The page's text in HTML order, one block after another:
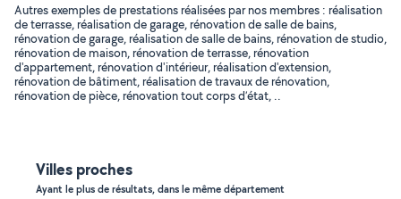
Autres exemples de prestations réalisées par nos membres : réalisation
de terrasse, réalisation de garage, rénovation de salle de bains,
rénovation de garage, réalisation de salle de bains, rénovation de studio,
rénovation de maison, rénovation de terrasse, rénovation
d'appartement, rénovation d'intérieur, réalisation d'extension,
rénovation de bâtiment, réalisation de travaux de rénovation,
rénovation de pièce, rénovation tout corps d’état, ..
Villes proches
Ayant le plus de résultats, dans le même département